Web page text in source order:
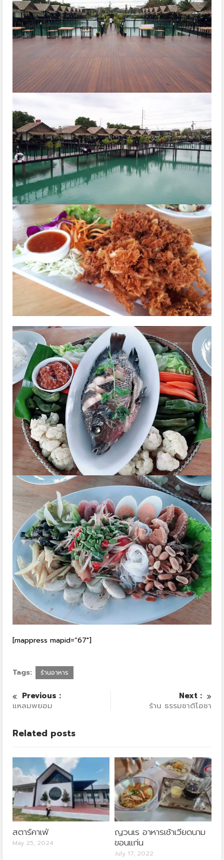
[mappress mapid=”67″]
Tags: ร้านอาหาร
Previous :
แหลมพยอม
Next :
ร้าน ธรรมชาติโอชา
Related posts
สตาร์คาเฟ่
May 25, 2024
ญวนเร อาหารเช้าเวียดนาม
ขอนแก่น
July 17, 2022